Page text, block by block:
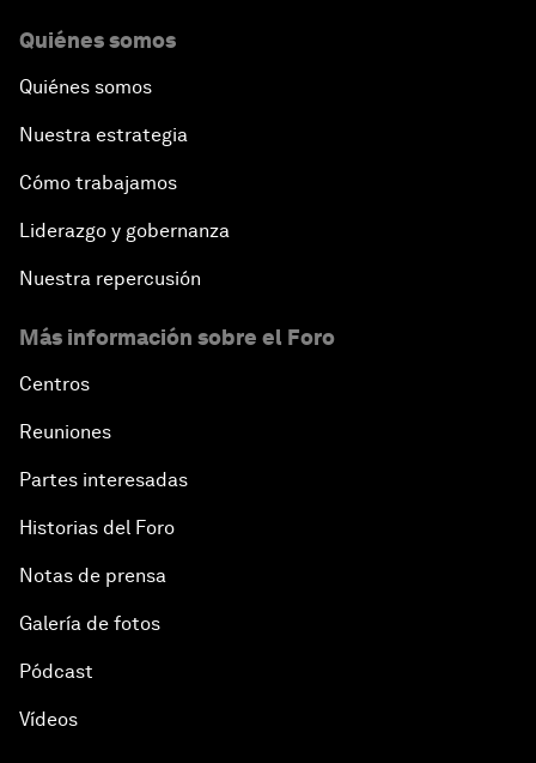
Quiénes somos
Quiénes somos
Nuestra estrategia
Cómo trabajamos
Liderazgo y gobernanza
Nuestra repercusión
Más información sobre el Foro
Centros
Reuniones
Partes interesadas
Historias del Foro
Notas de prensa
Galería de fotos
Pódcast
Vídeos